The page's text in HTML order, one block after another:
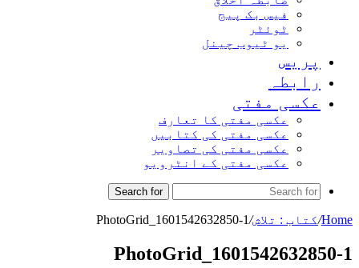
فیس بک پیج
ٹوئٹر
یو ٹیوب چینل
پریس
رابطہ
عکسی مفتی
عکسی مفتی کا تعارف
عکسی مفتی کی کتابیں
عکسی مفتی کی تصاویر
عکسی مفتی کے انٹرویو
Search for
Home
/کتاب : تلاش/
PhotoGrid_1601542632850-1
PhotoGrid_1601542632850-1